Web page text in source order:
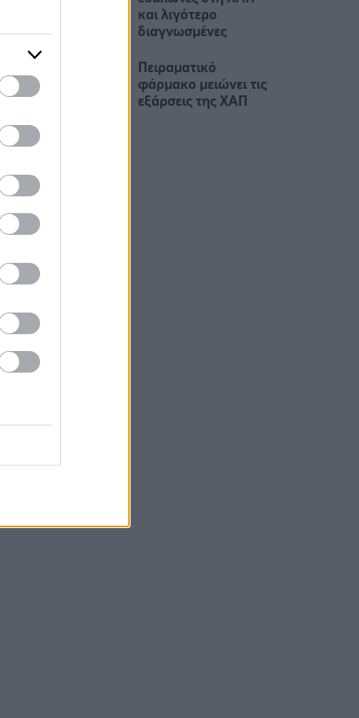
και λιγότερο
διαγνωσμένες
Πειραματικό
φάρμακο μειώνει τις
εξάρσεις της ΧΑΠ